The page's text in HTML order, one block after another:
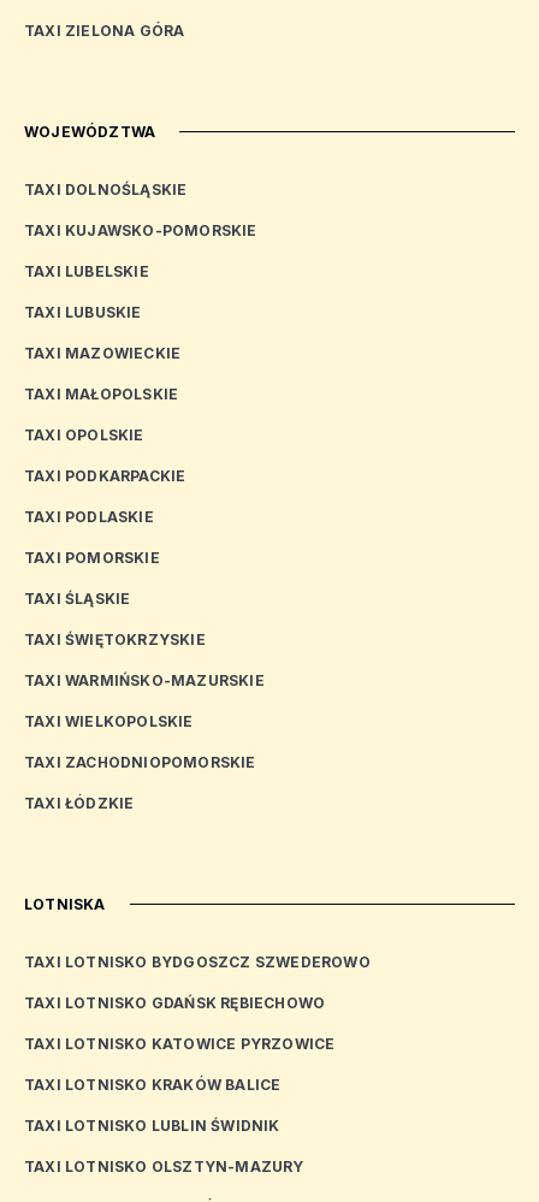
TAXI ZIELONA GÓRA
WOJEWÓDZTWA
TAXI DOLNOŚLĄSKIE
TAXI KUJAWSKO-POMORSKIE
TAXI LUBELSKIE
TAXI LUBUSKIE
TAXI MAZOWIECKIE
TAXI MAŁOPOLSKIE
TAXI OPOLSKIE
TAXI PODKARPACKIE
TAXI PODLASKIE
TAXI POMORSKIE
TAXI ŚLĄSKIE
TAXI ŚWIĘTOKRZYSKIE
TAXI WARMIŃSKO-MAZURSKIE
TAXI WIELKOPOLSKIE
TAXI ZACHODNIOPOMORSKIE
TAXI ŁÓDZKIE
LOTNISKA
TAXI LOTNISKO BYDGOSZCZ SZWEDEROWO
TAXI LOTNISKO GDAŃSK RĘBIECHOWO
TAXI LOTNISKO KATOWICE PYRZOWICE
TAXI LOTNISKO KRAKÓW BALICE
TAXI LOTNISKO LUBLIN ŚWIDNIK
TAXI LOTNISKO OLSZTYN-MAZURY